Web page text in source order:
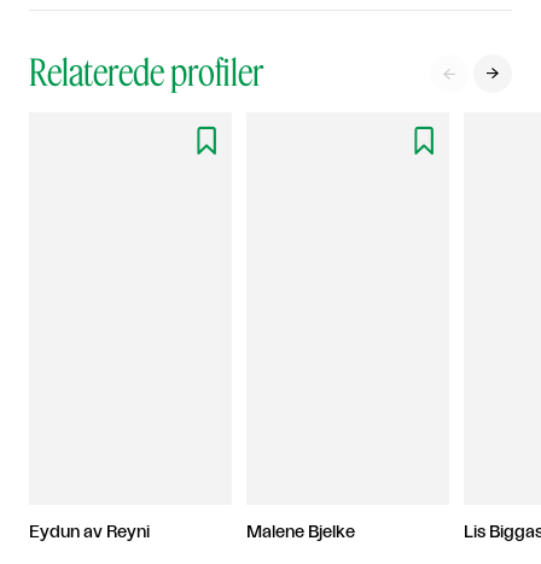
Relaterede profiler  

Eydun av Reyni

Malene Bjelke Lis